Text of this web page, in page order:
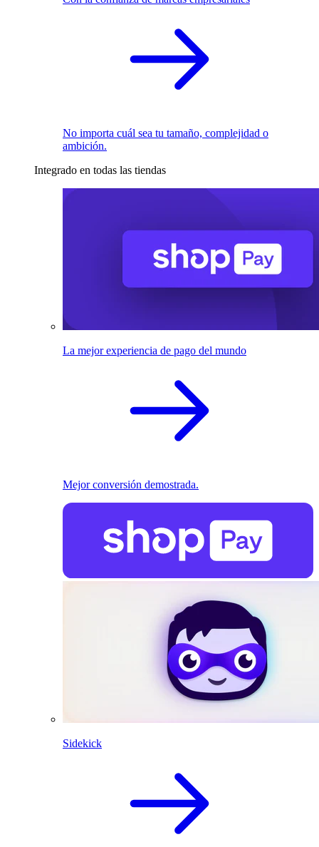
No importa cuál sea tu tamaño, complejidad o
ambición.
Integrado en todas las tiendas
La mejor experiencia de pago del mundo
Mejor conversión demostrada.
Sidekick